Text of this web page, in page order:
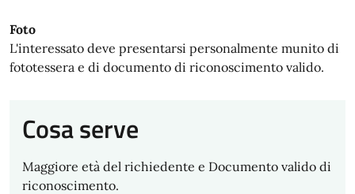
Foto
L'interessato deve presentarsi personalmente munito di
fototessera e di documento di riconoscimento valido.
Cosa serve
Maggiore età del richiedente e Documento valido di
riconoscimento.